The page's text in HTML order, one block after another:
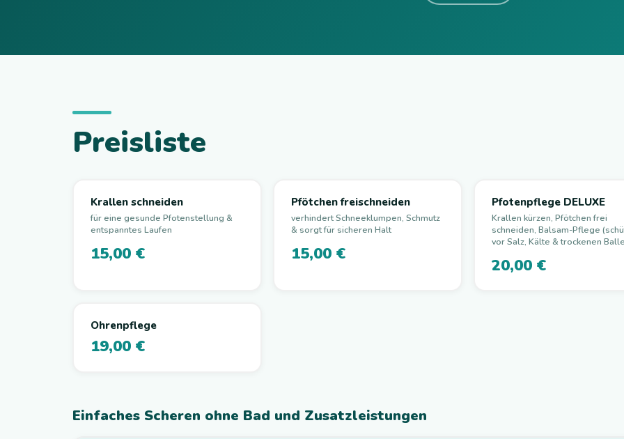
Preisliste
Krallen schneiden
für eine gesunde Pfotenstellung &
entspanntes Laufen
15,00 €
Pfötchen freischneiden
verhindert Schneeklumpen, Schmutz
& sorgt für sicheren Halt
15,00 €
Pfotenpflege DELUXE
Krallen kürzen, Pfötchen frei
schneiden, Balsam-Pflege
vor Salz, Kälte & trockenen
20,00 €
Ohrenpflege
19,00 €
Einfaches Scheren ohne Bad und Zusatzleistungen